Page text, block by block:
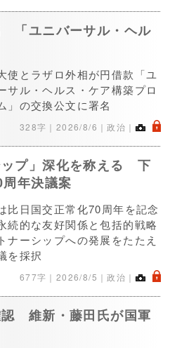
「ユニバーサル・ヘル
使とラザロ外相が円借款「ユ
サル・ヘルス・ケア構築プロ
」の交換公文に署名
328字｜ 2026/8/6 ｜政治｜ .
ップ」深化を称える 下
年決議案
比日国交正常化70周年を記念
続的な友好関係と包括的戦略
ナーシップへの発展をたたえ
を採択
677字｜ 2026/8/5 ｜政治｜ .
維新・藤田氏が国軍